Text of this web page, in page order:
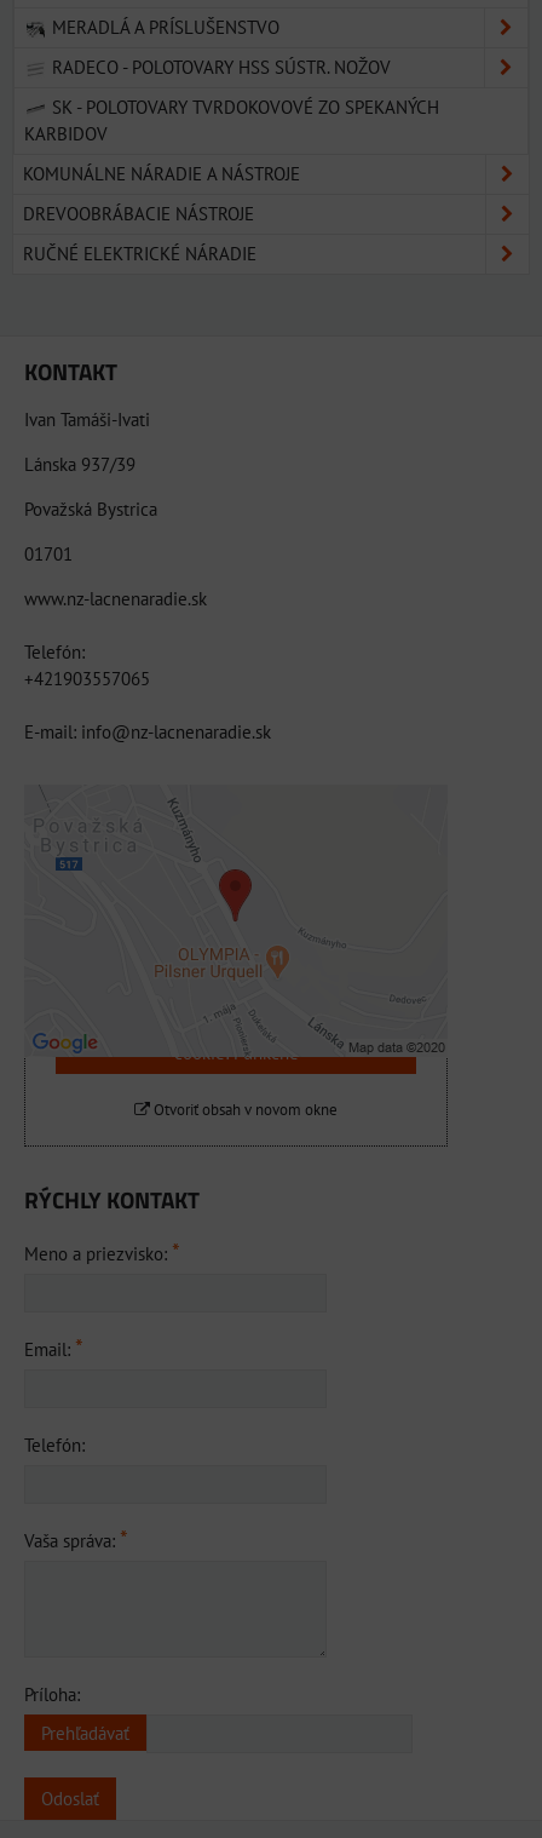
MERADLÁ A PRÍSLUŠENSTVO
RADECO - POLOTOVARY HSS SÚSTR. NOŽOV
SK - POLOTOVARY TVRDOKOVOVÉ ZO SPEKANÝCH
KARBIDOV
KOMUNÁLNE NÁRADIE A NÁSTROJE
DREVOOBRÁBACIE NÁSTROJE
RUČNÉ ELEKTRICKÉ NÁRADIE
KONTAKT
Ivan Tamáši-Ivati
Lánska 937/39
Považská Bystrica
01701
www.nz-lacnenaradie.sk
Telefón:
+421903557065
E-mail: info@nz-lacnenaradie.sk
Externý obsah je blokovaný Voľbami
súkromia
Prajete si načítať externý obsah?
Povoliť tentokrát
Povoliť a zapamätať - súhlas s druhom
cookie: Funkčné
Otvoriť obsah v novom okne
RÝCHLY KONTAKT
Meno a priezvisko: *
Email: *
Telefón:
Vaša správa: *
Príloha:
Odoslať